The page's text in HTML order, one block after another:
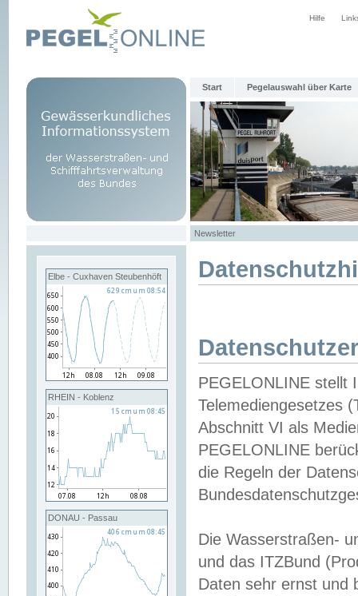
Hilfe
Start Pegelauswahl über Karte
Newsletter
Elbe - Cuxhaven Steubenhöft
RHEIN - Koblenz
DONAU - Passau
PEGELONLINE stellt
Telemediengesetzes
Abschnitt VI als
PEGELONLINE
die Regeln der
Die Wasserstraßen-
und das ITZBund
Daten sehr ernst und